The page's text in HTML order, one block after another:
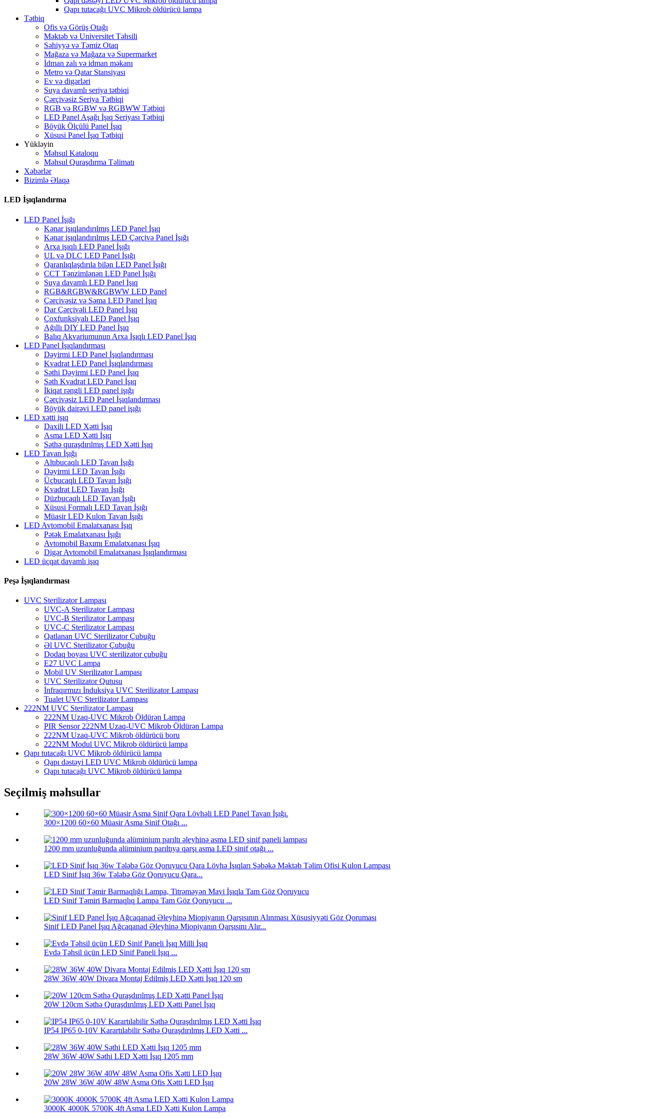
Qapı tutacağı UVC Mikrob öldürücü lampa
Tətbiq
Ofis və Görüş Otağı
Məktəb və Universitet Təhsili
Səhiyyə və Təmiz Otaq
Mağaza və Mağaza və Supermarket
İdman zalı və idman məkanı
Metro və Qatar Stansiyası
Ev və digərləri
Suya davamlı seriya tətbiqi
Çərçivəsiz Seriya Tətbiqi
RGB və RGBW və RGBWW Tətbiqi
LED Panel Aşağı İşıq Seriyası Tətbiqi
Böyük Ölçülü Panel İşıq
Xüsusi Panel İşıq Tətbiqi
Yükləyin
Məhsul Kataloqu
Məhsul Quraşdırma Təlimatı
Xəbərlər
Bizimlə Əlaqə
LED İşıqlandırma
LED Panel İşığı
Kənar işıqlandırılmış LED Panel İşıq
Kənar işıqlandırılmış LED Çərçivə Panel İşığı
Arxa işıqlı LED Panel İşığı
UL və DLC LED Panel İşığı
Qaranlıqlaşdırıla bilən LED Panel İşığı
CCT Tənzimlənən LED Panel İşığı
Suya davamlı LED Panel İşıq
RGB&RGBW&RGBWW LED Panel
Çərçivəsiz və Səma LED Panel İşıq
Dar Çərçivəli LED Panel İşıq
Çoxfunksiyalı LED Panel İşıq
Ağıllı DIY LED Panel İşıq
Balıq Akvariumunun Arxa İşıqlı LED Panel İşıq
LED Panel İşıqlandırması
Dəyirmi LED Panel İşıqlandırması
Kvadrat LED Panel İşıqlandırması
Səthi Dəyirmi LED Panel İşıq
Səth Kvadrat LED Panel İşıq
İkiqat rəngli LED panel işığı
Çərçivəsiz LED Panel İşıqlandırması
Böyük dairəvi LED panel işığı
LED xətti işıq
Daxili LED Xətti İşıq
Asma LED Xətti İşıq
Səthə quraşdırılmış LED Xətti İşıq
LED Tavan İşığı
Altıbucaqlı LED Tavan İşığı
Dəyirmi LED Tavan İşığı
Üçbucaqlı LED Tavan İşığı
Kvadrat LED Tavan İşığı
Düzbucaqlı LED Tavan İşığı
Xüsusi Formalı LED Tavan İşığı
Müasir LED Kulon Tavan İşığı
LED Avtomobil Emalatxanası İşıq
Pətək Emalatxanası İşığı
Avtomobil Baxımı Emalatxanası İşıq
Digər Avtomobil Emalatxanası İşıqlandırması
LED üçqat davamlı işıq
Peşə İşıqlandırması
UVC Sterilizator Lampası
UVC-A Sterilizator Lampası
UVC-B Sterilizator Lampası
UVC-C Sterilizator Lampası
Qatlanan UVC Sterilizator Çubuğu
Əl UVC Sterilizator Çubuğu
Dodaq boyası UVC sterilizator çubuğu
E27 UVC Lampa
Mobil UV Sterilizator Lampası
UVC Sterilizator Qutusu
İnfraqırmızı İnduksiya UVC Sterilizator Lampası
Tualet UVC Sterilizator Lampası
222NM UVC Sterilizator Lampası
222NM Uzaq-UVC Mikrob Öldürən Lampa
PIR Sensor 222NM Uzaq-UVC Mikrob Öldürən Lampa
222NM Uzaq-UVC Mikrob öldürücü boru
222NM Modul UVC Mikrob öldürücü lampa
Qapı tutacağı UVC Mikrob öldürücü lampa
Qapı dəstəyi LED UVC Mikrob öldürücü lampa
Qapı tutacağı UVC Mikrob öldürücü lampa
Seçilmiş məhsullar
300×1200 60×60 Müasir Asma Sinif Otağı ...
1200 mm uzunluğunda alüminium parıltıya qarşı asma LED sinif otağı ...
LED Sinif İşıq 36w Tələbə Göz Qoruyucu Qara...
LED Sinif Təmiri Barmaqlıq Lampa Tam Göz Qoruyucu ...
Sinif LED Panel İşıq Ağcaqanad Əleyhinə Miopiyanın Qarşısını Alır...
Evdə Təhsil üçün LED Sinif Paneli İşıq ...
28W 36W 40W Divara Montaj Edilmiş LED Xətti İşıq 120 sm
20W 120cm Səthə Quraşdırılmış LED Xətti Panel İşıq
IP54 IP65 0-10V Karartılabilir Səthə Quraşdırılmış LED Xətti ...
28W 36W 40W Səthi LED Xətti İşıq 1205 mm
20W 28W 36W 40W 48W Asma Ofis Xətti LED İşıq
3000K 4000K 5700K 4ft Asma LED Xətti Kulon Lampa